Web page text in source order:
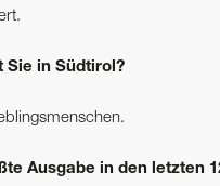
Sie in Südtirol?
Ausgabe in den letzten